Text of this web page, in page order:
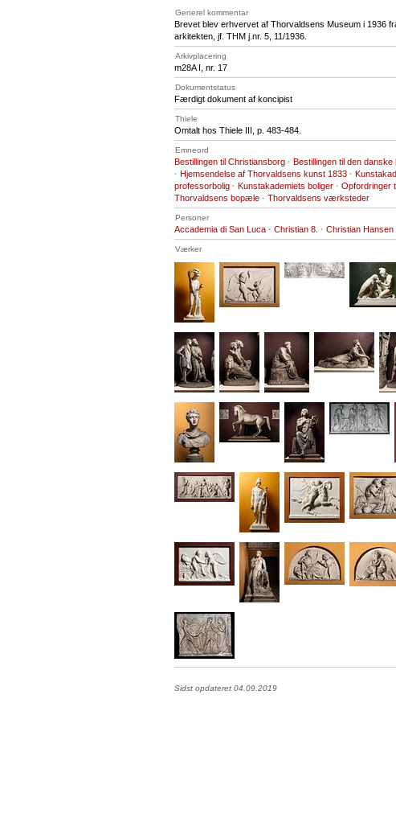
Generel kommentar
Brevet blev erhvervet af Thorvaldsens Museum i 1936
arkitekten, jf. THM j.nr. 5, 11/1936.
Arkivplacering
m28A I, nr. 17
Dokumentstatus
Færdigt dokument af koncipist
Thiele
Omtalt hos Thiele III, p. 483-484.
Emneord
Bestillingen til Christiansborg · Bestillingen til den danske
· Hjemsendelse af Thorvaldsens kunst 1833 ·
professorbolig · Kunstakademiets boliger · Opfordringer
Thorvaldsens bopæle · Thorvaldsens værksteder
Personer
Accademia di San Luca · Christian 8. · Christian Hansen
Værker
Sidst opdateret 04.09.2019